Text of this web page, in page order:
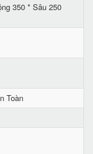
350 * Sâu 250
Toàn